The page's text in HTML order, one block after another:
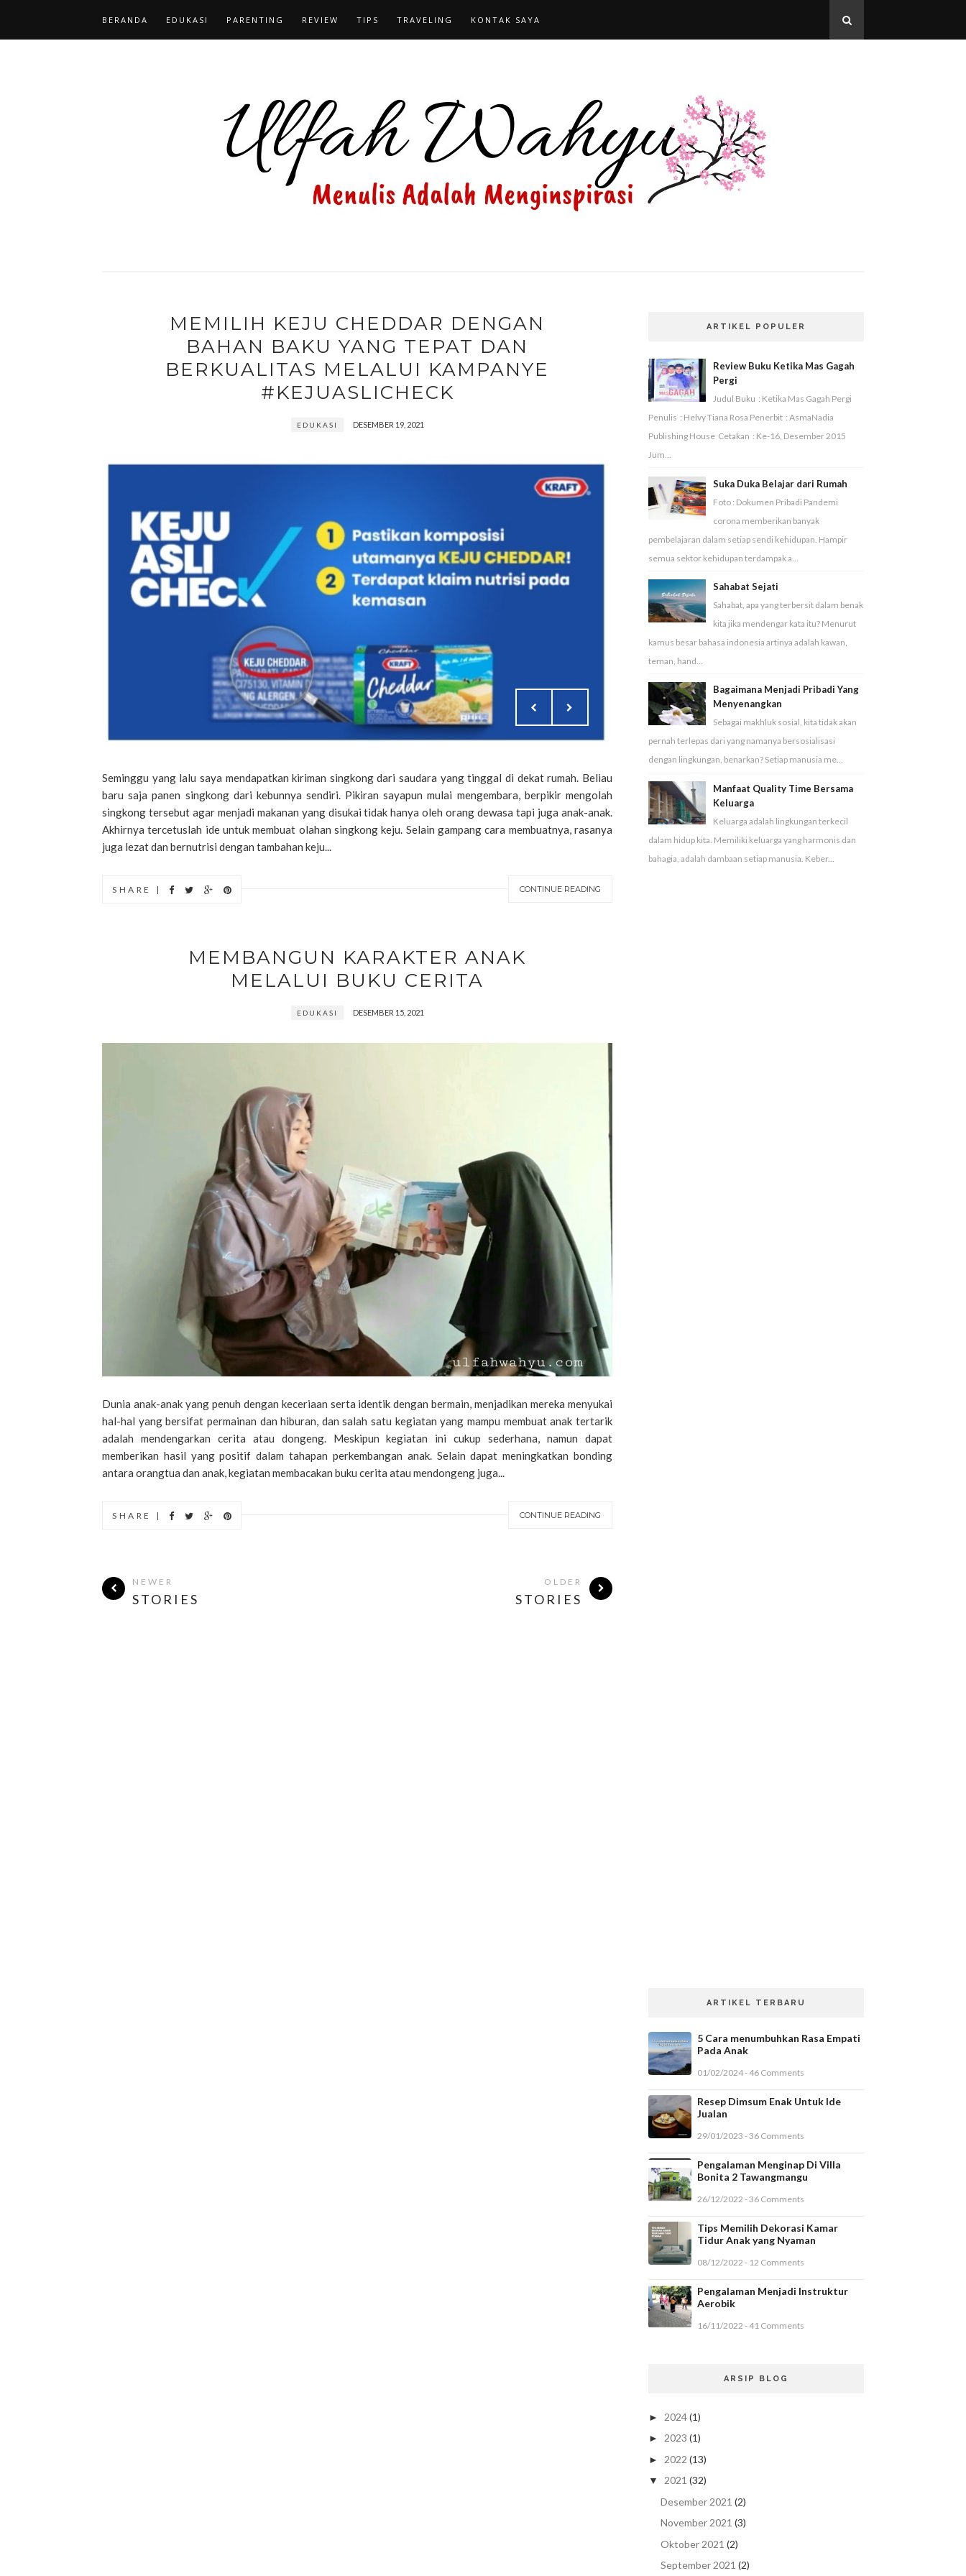
BERANDA EDUKASI PARENTING REVIEW TIPS TRAVELING KONTAK SAYA
MEMILIH KEJU CHEDDAR DENGAN
BAHAN BAKU YANG TEPAT DAN
BERKUALITAS MELALUI KAMPANYE
#KEJUASLICHECK
EDUKASI DESEMBER 19, 2021
Seminggu yang lalu saya mendapatkan kiriman singkong dari saudara yang tinggal di dekat rumah. Beliau
baru saja panen singkong dari kebunnya sendiri. Pikiran sayapun mulai mengembara, berpikir mengolah
singkong tersebut agar menjadi makanan yang disukai tidak hanya oleh orang dewasa tapi juga anak-anak.
Akhirnya tercetuslah ide untuk membuat olahan singkong keju. Selain gampang cara membuatnya, rasanya
juga lezat dan bernutrisi dengan tambahan keju...
CONTINUE READING
SHARE |
MEMBANGUN KARAKTER ANAK
MELALUI BUKU CERITA
EDUKASI DESEMBER 15, 2021
Dunia anak-anak yang penuh dengan keceriaan serta identik dengan bermain, menjadikan mereka menyukai
hal-hal yang bersifat permainan dan hiburan, dan salah satu kegiatan yang mampu membuat anak tertarik
adalah mendengarkan cerita atau dongeng. Meskipun kegiatan ini cukup sederhana, namun dapat
memberikan hasil yang positif dalam tahapan perkembangan anak. Selain dapat meningkatkan bonding
antara orangtua dan anak, kegiatan membacakan buku cerita atau mendongeng juga...
CONTINUE READING
SHARE |
NEWER
STORIES
OLDER
STORIES
ARTIKEL POPULER
Review Buku Ketika Mas Gagah
Pergi
Judul Buku : Ketika Mas Gagah Pergi
Penulis : Helvy Tiana Rosa Penerbit : AsmaNadia
Publishing House Cetakan : Ke-16, Desember 2015
Jum...
Suka Duka Belajar dari Rumah
Foto : Dokumen Pribadi Pandemi
corona memberikan banyak
pembelajaran dalam setiap sendi kehidupan. Hampir
semua sektor kehidupan terdampak a...
Sahabat Sejati
Sahabat, apa yang terbersit dalam benak
kita jika mendengar kata itu? Menurut
kamus besar bahasa indonesia artinya adalah kawan,
teman, hand...
Bagaimana Menjadi Pribadi Yang
Menyenangkan
Sebagai makhluk sosial, kita tidak akan
pernah terlepas dari yang namanya bersosialisasi
dengan lingkungan, benarkan? Setiap manusia me...
Manfaat Quality Time Bersama
Keluarga
Keluarga adalah lingkungan terkecil
dalam hidup kita. Memiliki keluarga yang harmonis dan
bahagia, adalah dambaan setiap manusia. Keber...
ARTIKEL TERBARU
5 Cara menumbuhkan Rasa Empati
Pada Anak
01/02/2024 - 46 Comments
Resep Dimsum Enak Untuk Ide
Jualan
29/01/2023 - 36 Comments
Pengalaman Menginap Di Villa
Bonita 2 Tawangmangu
26/12/2022 - 36 Comments
Tips Memilih Dekorasi Kamar
Tidur Anak yang Nyaman
08/12/2022 - 12 Comments
Pengalaman Menjadi Instruktur
Aerobik
16/11/2022 - 41 Comments
ARSIP BLOG
► 2024(1)
► 2023 (1)
► 2022 (13)
▼ 2021 (32)
Desember 2021 (2)
November 2021 (3)
Oktober 2021 (2)
September 2021 (2)